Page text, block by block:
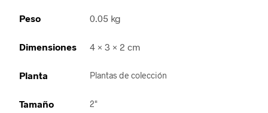
Peso 0.05 kg
Dimensiones 4 × 3 × 2 cm
Planta Plantas de colección
Tamaño 2"